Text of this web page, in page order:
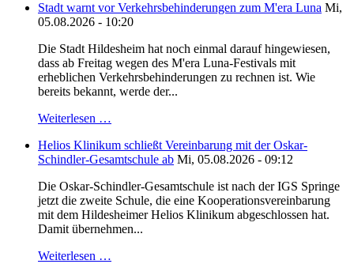
Stadt warnt vor Verkehrsbehinderungen zum M'era Luna Mi,
05.08.2026 - 10:20
Die Stadt Hildesheim hat noch einmal darauf hingewiesen,
dass ab Freitag wegen des M'era Luna-Festivals mit
erheblichen Verkehrsbehinderungen zu rechnen ist. Wie
bereits bekannt, werde der...
Weiterlesen …
Helios Klinikum schließt Vereinbarung mit der Oskar-
Schindler-Gesamtschule ab Mi, 05.08.2026 - 09:12
Die Oskar-Schindler-Gesamtschule ist nach der IGS Springe
jetzt die zweite Schule, die eine Kooperationsvereinbarung
mit dem Hildesheimer Helios Klinikum abgeschlossen hat.
Damit übernehmen...
Weiterlesen …